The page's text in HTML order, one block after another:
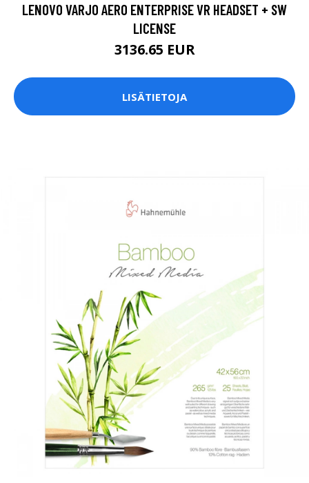
LENOVO VARJO AERO ENTERPRISE VR HEADSET + SW
LICENSE
3136.65 EUR
LISÄTIETOJA